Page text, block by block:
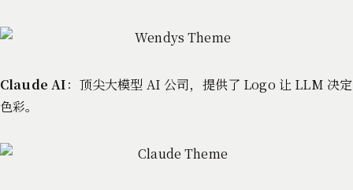
Claude AI：顶尖大模型 AI 公司，提供了 Logo 让 LLM 决定
色彩。